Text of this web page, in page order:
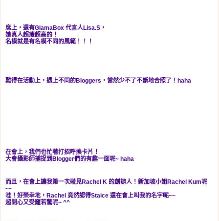
席上，還有GlamaBox 代言人Lisa.S，
她真人超瘦超高的！
名模就是有名模不同的風範！！！
難得在活動上，遇上不同的Bloggers，當然少不了不斷地合照了！haha
在會上，我們也忙著打招呼換卡片！
大會攝影師捕捉到Blogger們的有趣一面呢~ haha
而且，在會上讓我第一次碰見Rachel K 的創辦人！新加坡小姐Rachel Kum呢
~~
哇！好榮幸地，Rachel 竟然認得Staice 還在會上叫我的名字呢~~
超開心又受竉若驚呢~ ^^